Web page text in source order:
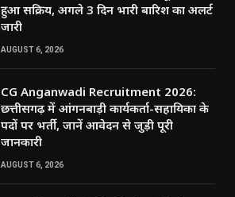
हुआ सक्रिय, अगले 3 दिन भारी बारिश का अलर्ट
जारी
AUGUST 6, 2026
CG Anganwadi Recruitment 2026:
छत्तीसगढ़ में आंगनबाड़ी कार्यकर्ता-सहायिका के
पदों पर भर्ती, जानें आवेदन से जुड़ी पूरी
जानकारी
AUGUST 6, 2026